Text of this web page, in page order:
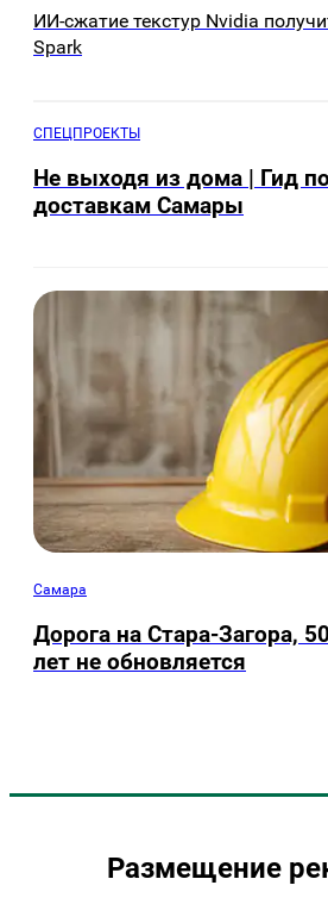
ИИ-сжатие текстур Nvidia
Spark
СПЕЦПРОЕКТЫ
Не выходя из дома | Гид
доставкам Самары
Самара
Дорога на Стара-Загора,
лет не обновляется
Размещение